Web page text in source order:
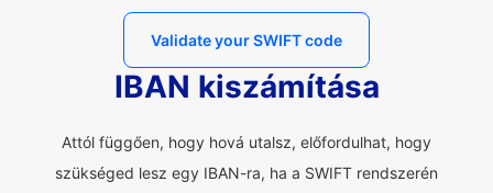
Validate your SWIFT code
IBAN kiszámítása
Attól függően, hogy hová utalsz, előfordulhat, hogy
szükséged lesz egy IBAN-ra, ha a SWIFT rendszerén